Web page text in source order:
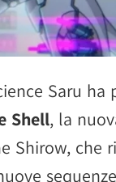
Saru
Shell, la
Shirow, che